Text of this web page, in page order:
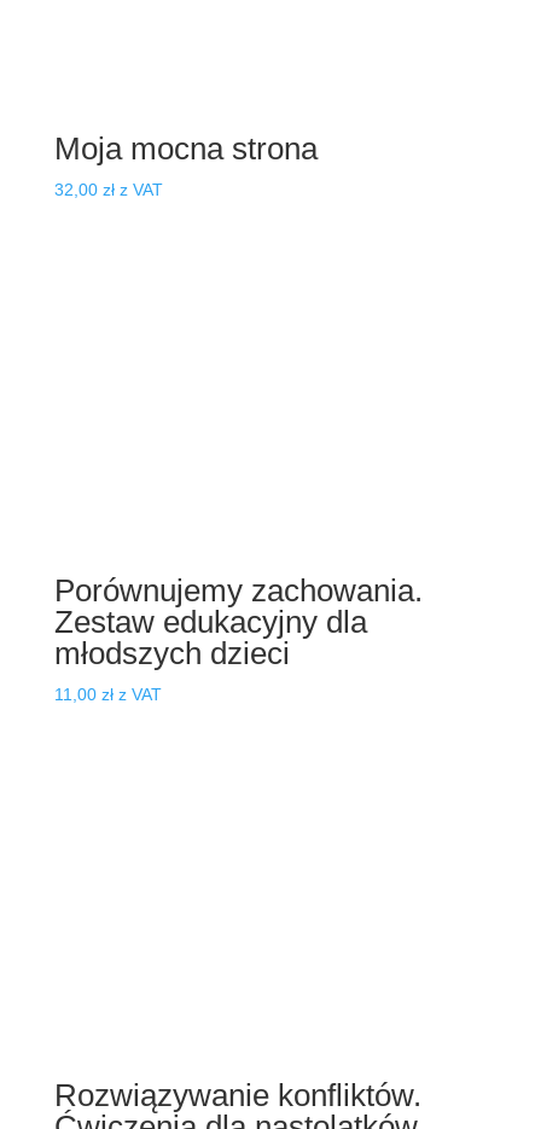
Moja mocna strona
32,00 zł z VAT
Porównujemy zachowania.
Zestaw edukacyjny dla
młodszych dzieci
11,00 zł z VAT
Rozwiązywanie konfliktów.